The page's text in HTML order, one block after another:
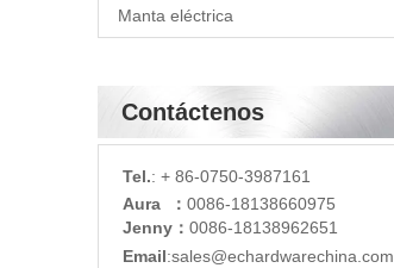
Manta eléctrica
Contáctenos
Tel.: + 86-0750-3987161
Aura ： 0086-18138660975
Jenny： 0086-18138962651
Email:sales@echardwarechina.com